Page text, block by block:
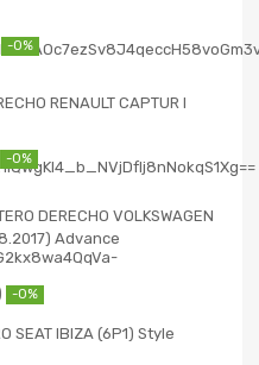
-0%
RENAULT CAPTUR I
-0%
DERECHO VOLKSWAGEN
Advance
-0%
SEAT IBIZA (6P1) Style